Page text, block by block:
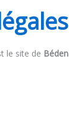
le site de